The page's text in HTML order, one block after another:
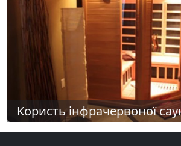
Користь інфрачервоної